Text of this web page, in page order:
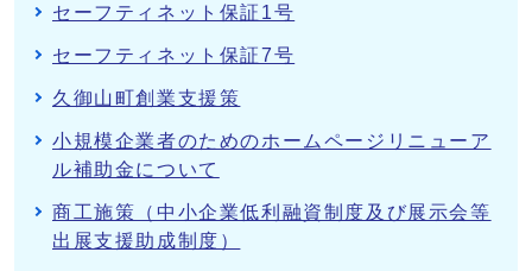
セーフティネット保証1号
セーフティネット保証7号
久御山町創業支援策
小規模企業者のためのホームページリニューア
ル補助金について
商工施策（中小企業低利融資制度及び展示会等
出展支援助成制度）